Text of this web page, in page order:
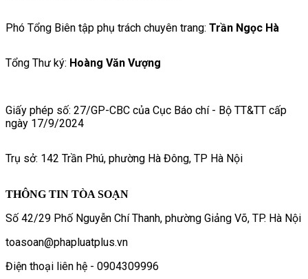
Phó Tổng Biên tập phụ trách chuyên trang: Trần Ngọc Hà
Tổng Thư ký: Hoàng Văn Vượng
Giấy phép số: 27/GP-CBC của Cục Báo chí - Bộ TT&TT cấp
ngày 17/9/2024
Trụ sở: 142 Trần Phú, phường Hà Đông, TP Hà Nội
THÔNG TIN TÒA SOẠN
Số 42/29 Phố Nguyễn Chí Thanh, phường Giảng Võ, TP. Hà Nội
toasoan@phapluatplus.vn
Điện thoại liên hệ - 0904309996